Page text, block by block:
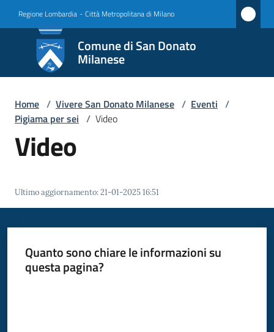
Regione Lombardia - Città Metropolitana di Milano
Comune di San Donato
Milanese
Comune
di San
Donato
Milanese
Amministrazione
Vivere
San
Donato
Home / Vivere San Donato Milanese / Eventi /
Pigiama per sei / Video
Video
Ultimo aggiornamento:21-01-2025 16:51
Quanto sono chiare le informazioni su
questa pagina?